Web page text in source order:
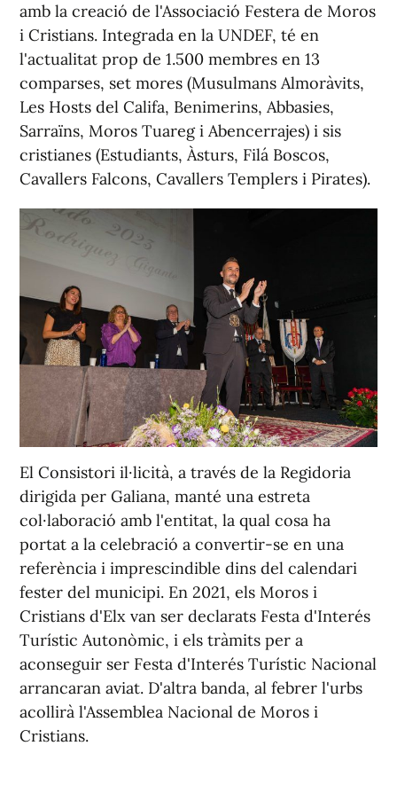
amb la creació de l'Associació Festera de Moros
i Cristians. Integrada en la UNDEF, té en
l'actualitat prop de 1.500 membres en 13
comparses, set mores (Musulmans Almoràvits,
Les Hosts del Califa, Benimerins, Abbasies,
Sarraïns, Moros Tuareg i Abencerrajes) i sis
cristianes (Estudiants, Àsturs, Filá Boscos,
Cavallers Falcons, Cavallers Templers i Pirates).
El Consistori il·licità, a través de la Regidoria
dirigida per Galiana, manté una estreta
col·laboració amb l'entitat, la qual cosa ha
portat a la celebració a convertir-se en una
referència i imprescindible dins del calendari
fester del municipi. En 2021, els Moros i
Cristians d'Elx van ser declarats Festa d'Interés
Turístic Autonòmic, i els tràmits per a
aconseguir ser Festa d'Interés Turístic Nacional
arrancaran aviat. D'altra banda, al febrer l'urbs
acollirà l'Assemblea Nacional de Moros i
Cristians.